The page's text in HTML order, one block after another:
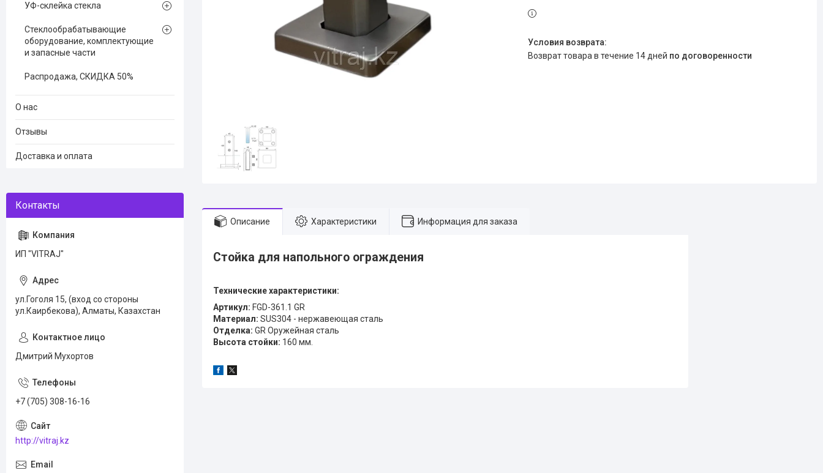
возврат товара в течение 14 дней по договоренности
Описание Характеристики Информация для заказа
Стойка для напольного ограждения
Технические характеристики:
Артикул: FGD-361.1 GR
Материал: SUS304 - нержавеющая сталь
Отделка: GR Оружейная сталь
Высота стойки: 160 мм.
УФ-склейка стекла
Стеклообрабатывающие
оборудование, комплектующие
и запасные части
Распродажа, СКИДКА 50%
О нас
Отзывы
Доставка и оплата
ИП "VITRAJ"
ул.Гоголя 15, (вход со стороны
ул.Каирбекова), Алматы, Казахстан
Дмитрий Мухортов
+7 (705) 308-16-16
http://vitraj.kz